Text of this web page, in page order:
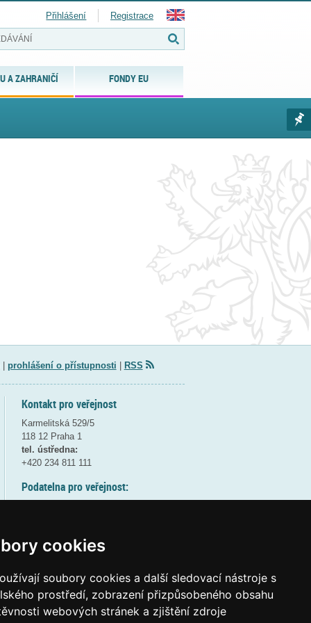
cookies
soubory cookies a další sledovací nástroje s
prostředí, zobrazení přizpůsobeného obsahu
webových stránek a zjištění zdroje
A ZAHRANIČÍ FONDY EU
Přihlášení Registrace
prohlášení o přístupnosti RSS
Kontakt pro veřejnost
Karmelitská 529/5
118 12 Praha 1
tel. ústředna:
+420 234 811 111
Podatelna pro veřejnost:
(více informací
Elektronická podatelna:
posta@msmtgov cz